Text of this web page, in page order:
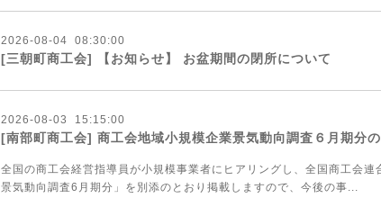
2026-08-04 08:30:00
[三朝町商工会] 【お知らせ】 お盆期間の閉所について
2026-08-03 15:15:00
[南部町商工会] 商工会地域小規模企業景気動向調査６月期分
全国の商工会経営指導員が小規模事業者にヒアリングし、全国商工会
景気動向調査6月期分」を別添のとおり掲載しますので、今後の事...